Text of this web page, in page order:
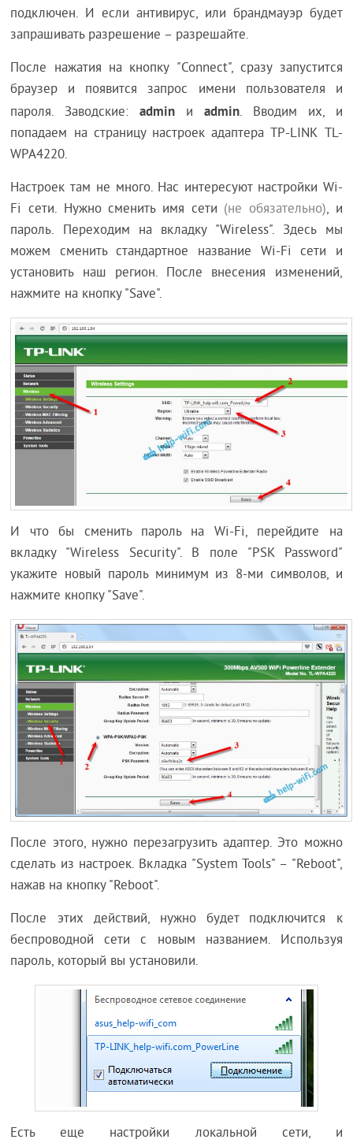
подключен. И если антивирус, или брандмауэр будет
запрашивать разрешение – разрешайте.
После нажатия на кнопку "Connect", сразу запустится
браузер и появится запрос имени пользователя и
пароля. Заводские:admin и admin. Вводим их, и
попадаем на страницу настроек адаптера TP-LINK TL-
WPA4220.
Настроек там не много. Нас интересуют настройки Wi-
Fi сети. Нужно сменить имя сети (не обязательно), и
пароль. Переходим на вкладку "Wireless". Здесь мы
можем сменить стандартное название Wi-Fi сети и
установить наш регион. После внесения изменений,
нажмите на кнопку "Save".
И что бы сменить пароль на Wi-Fi, перейдите на
вкладку "Wireless Security". В поле "PSK Password"
укажите новый пароль минимум из 8-ми символов, и
нажмите кнопку "Save".
После этого, нужно перезагрузить адаптер. Это можно
сделать из настроек. Вкладка "System Tools" – "Reboot",
нажав на кнопку "Reboot".
После этих действий, нужно будет подключится к
беспроводной сети с новым названием. Используя
пароль, который вы установили.
Есть еще настройки локальной сети, и